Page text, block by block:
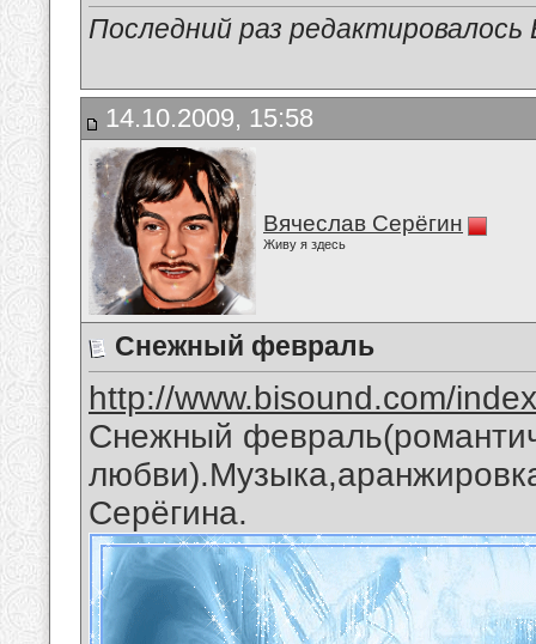
Последний раз
14.10.2009, 15:58
Вячеслав Серёгин
Живу я здесь
Снежный февраль
http://www.bisound.com/
Снежный
Серёгина.